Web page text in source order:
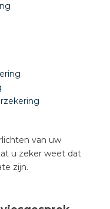
van uw
u zeker weet dat
zijn.